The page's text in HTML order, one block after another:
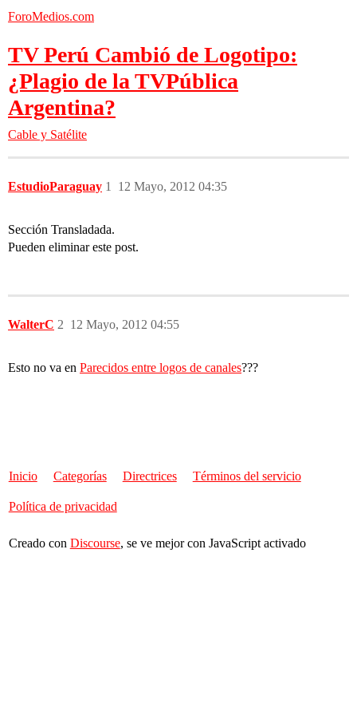
ForoMedios.com
TV Perú Cambió de Logotipo:
¿Plagio de la TVPública
Argentina?
Cable y Satélite
EstudioParaguay 12 Mayo, 2012 04:35
1
Sección Transladada.
Pueden eliminar este post.
WalterC 12 Mayo, 2012 04:55
2
Esto no va en Parecidos entre logos de canales???
Inicio Categorías Directrices Términos del servicio
Política de privacidad
Creado con Discourse, se ve mejor con JavaScript activado